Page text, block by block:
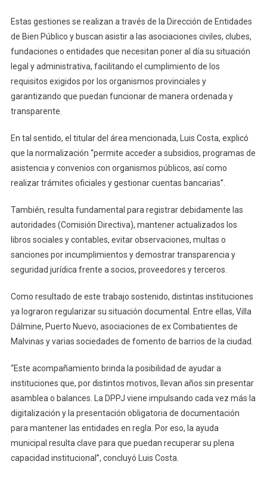
Estas gestiones se realizan a través de la Dirección de Entidades
de Bien Público y buscan asistir a las asociaciones civiles, clubes,
fundaciones o entidades que necesitan poner al día su situación
legal y administrativa, facilitando el cumplimiento de los
requisitos exigidos por los organismos provinciales y
garantizando que puedan funcionar de manera ordenada y
transparente.
En tal sentido, el titular del área mencionada, Luis Costa, explicó
que la normalización “permite acceder a subsidios, programas de
asistencia y convenios con organismos públicos, así como
realizar trámites oficiales y gestionar cuentas bancarias”.
También, resulta fundamental para registrar debidamente las
autoridades (Comisión Directiva), mantener actualizados los
libros sociales y contables, evitar observaciones, multas o
sanciones por incumplimientos y demostrar transparencia y
seguridad jurídica frente a socios, proveedores y terceros.
Como resultado de este trabajo sostenido, distintas instituciones
ya lograron regularizar su situación documental. Entre ellas, Villa
Dálmine, Puerto Nuevo, asociaciones de ex Combatientes de
Malvinas y varias sociedades de fomento de barrios de la ciudad.
“Este acompañamiento brinda la posibilidad de ayudar a
instituciones que, por distintos motivos, llevan años sin presentar
asamblea o balances. La DPPJ viene impulsando cada vez más la
digitalización y la presentación obligatoria de documentación
para mantener las entidades en regla. Por eso, la ayuda
municipal resulta clave para que puedan recuperar su plena
capacidad institucional”, concluyó Luis Costa.